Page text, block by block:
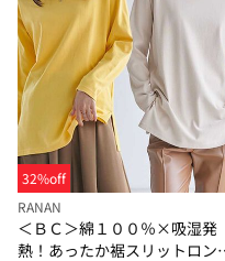
32%off
RANAN
＜ＢＣ＞綿１００％×吸湿発
熱！あったか裾スリットロン